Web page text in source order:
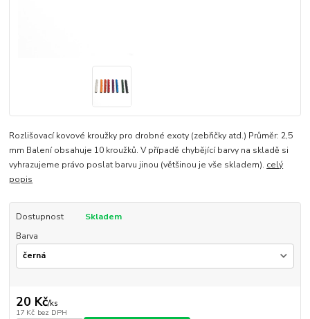
Rozlišovací kovové kroužky pro drobné exoty (zebřičky atd.) Průměr: 2,5
mm Balení obsahuje 10 kroužků. V případě chybějící barvy na skladě si
vyhrazujeme právo poslat barvu jinou (většinou je vše skladem). celý
popis
Dostupnost
Skladem
Barva
20 Kč/ks
17 Kč bez DPH